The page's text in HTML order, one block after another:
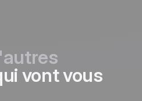
vont vous